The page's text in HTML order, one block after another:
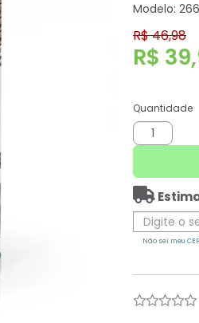
Modelo: 266
R$ 46,98
R$
Quantidade
Não sei meu CEP